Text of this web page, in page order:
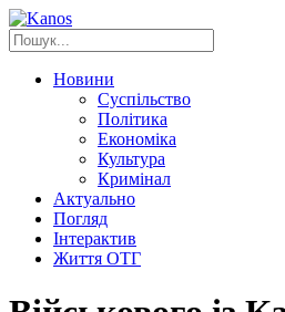
Новини
Суспільство
Політика
Економіка
Культура
Кримінал
Актуально
Погляд
Інтерактив
Життя ОТГ